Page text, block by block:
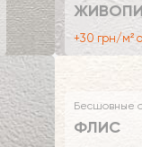
+30 грн/м²
Бесшовные
ФЛИС